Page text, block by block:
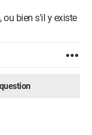
ou bien s'il y existe